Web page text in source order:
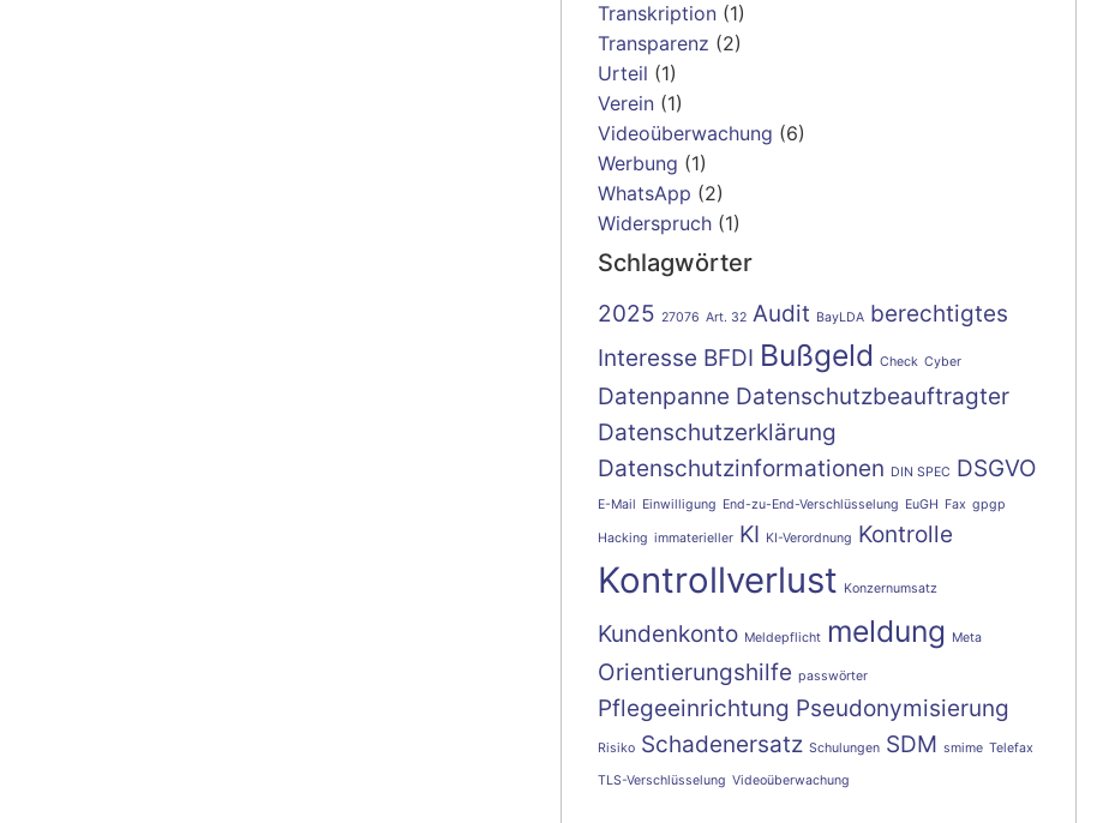
Transkription(1)
Transparenz (2)
Urteil (1)
Verein(1)
Videoüberwachung (6)
Werbung (1)
WhatsApp (2)
Widerspruch(1)
Schlagwörter
2025 27076 Art. 32 Audit BayLDA berechtigtes
Interesse BFDI Bußgeld Check Cyber
Datenpanne Datenschutzbeauftragter
Datenschutzerklärung
Datenschutzinformationen DIN SPEC DSGVO
E-Mail Einwilligung End-zu-End-Verschlüsselung EuGH Fax gpgp
Hacking immaterieller KI KI-Verordnung Kontrolle
Kontrollverlust Konzernumsatz
Kundenkonto Meldepflicht meldung Meta
Orientierungshilfe passwörter
Pflegeeinrichtung Pseudonymisierung
Risiko Schadenersatz Schulungen SDM smime Telefax
TLS-Verschlüsselung Videoüberwachung